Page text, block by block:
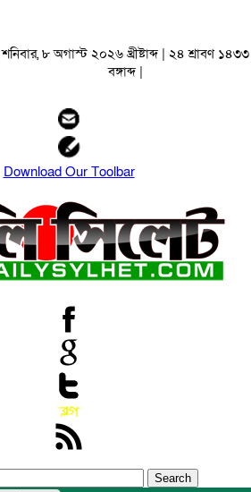
শনিবার, ৮ অগাস্ট ২০২৬ খ্রীষ্টাব্দ | ২৪ শ্রাবণ ১৪৩৩
বঙ্গাব্দ |
Download Our Toolbar